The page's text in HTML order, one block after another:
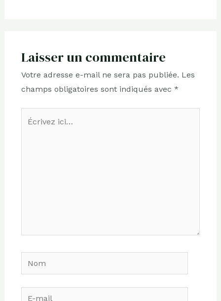
Laisser un commentaire
Votre adresse e-mail ne sera pas publiée. Les
champs obligatoires sont indiqués avec *
Nom
E-